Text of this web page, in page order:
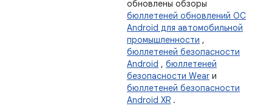
обновлены обзоры
бюллетеней обновлений ОС
Android для автомобильной
промышленности ,
бюллетеней безопасности
Android , бюллетеней
безопасности Wear и
бюллетеней безопасности
Android XR .